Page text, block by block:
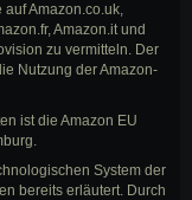
auf Amazon.co.uk,
Amazon.it und
zu vermitteln. Der
Nutzung der Amazon-
ist die Amazon EU
System der
bereits erläutert. Durch